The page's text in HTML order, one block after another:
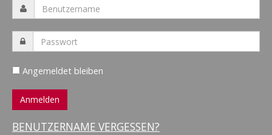
Angemeldet bleiben
BENUTZERNAME VERGESSEN?